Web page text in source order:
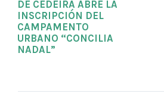
DE CEDEIRA ABRE LA
INSCRIPCIÓN DEL
CAMPAMENTO
URBANO “CONCILIA
NADAL”